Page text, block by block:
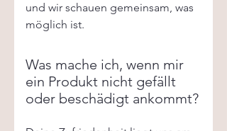
und wir schauen gemeinsam, was
möglich ist.
Was mache ich, wenn mir
ein Produkt nicht gefällt
oder beschädigt ankommt?